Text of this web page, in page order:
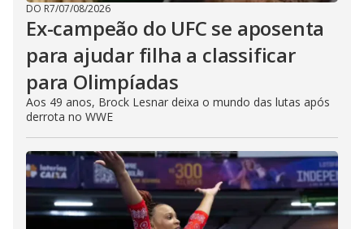
DO R7/07/08/2026
Ex-campeão do UFC se aposenta
para ajudar filha a classificar
para Olimpíadas
Aos 49 anos, Brock Lesnar deixa o mundo das lutas após
derrota no WWE